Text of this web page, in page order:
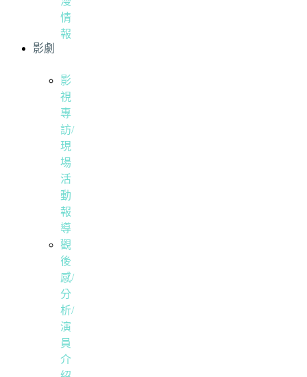
情
報
影劇
影
視
專
訪/
現
場
活
動
報
導
觀
後
感/
分
析/
演
員
介